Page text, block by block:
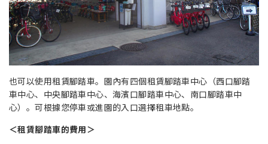
也可以使用租賃腳踏車。園內有四個租賃腳踏車中心（西口腳踏
車中心、中央腳踏車中心、海濱口腳踏車中心、南口腳踏車中
心）。可根據您停車或進園的入口選擇租車地點。
＜租賃腳踏車的費用＞